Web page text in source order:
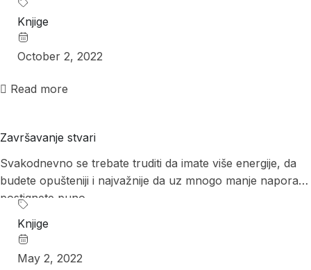
Knjige
October 2, 2022
Read more
Završavanje stvari
Svakodnevno se trebate truditi da imate više energije, da
budete opušteniji i najvažnije da uz mnogo manje napora,
postignete puno...
Knjige
May 2, 2022